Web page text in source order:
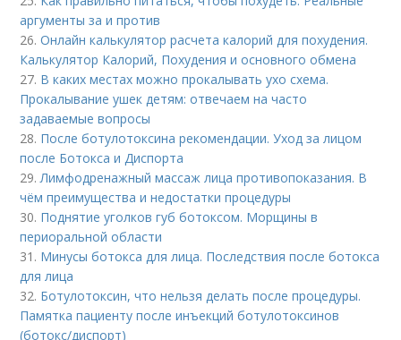
аргументы за и против
26.Онлайн калькулятор расчета калорий для похудения.
Калькулятор Калорий, Похудения и основного обмена
27. В каких местах можно прокалывать ухо схема.
Прокалывание ушек детям: отвечаем на часто
задаваемые вопросы
28. После ботулотоксина рекомендации. Уход за лицом
после Ботокса и Диспорта
29.Лимфодренажный массаж лица противопоказания. В
чём преимущества и недостатки процедуры
30. Поднятие уголков губ ботоксом. Морщины в
периоральной области
31. Минусы ботокса для лица. Последствия после ботокса
для лица
32. Ботулотоксин, что нельзя делать после процедуры.
Памятка пациенту после инъекций ботулотоксинов
(ботокс/диспорт)